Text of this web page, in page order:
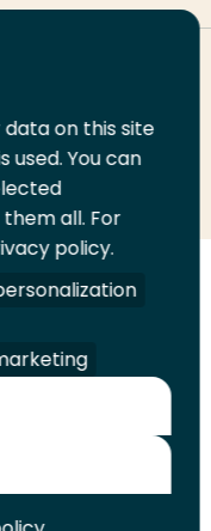
Contact
on this site
You can
all. For
policy.